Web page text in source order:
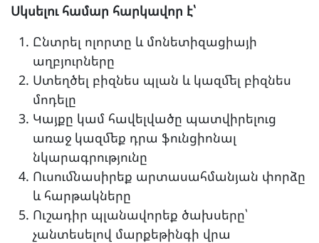
Սկսելու համար հարկավոր է՝
Ընտրել ոլորտը և մոնետիզացիայի
աղբյուրները
Ստեղծել բիզնես պլան և կազմել բիզնես
մոդելը
Կայքը կամ հավելվածը պատվիրելուց
առաջ կազմեք դրա ֆունցիոնալ
նկարագրությունը
Ուսումնասիրեք արտասահմանյան փորձը
և հարթակները
Ուշադիր պլանավորեք ծախսերը՝
չանտեսելով մարքեթինգի վրա